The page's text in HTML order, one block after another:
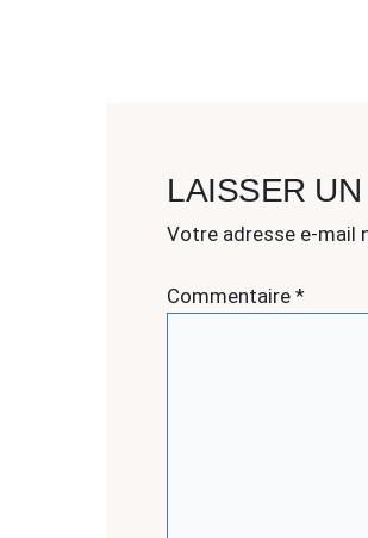
LAISSER
Votre adresse e-mail
Commentaire *